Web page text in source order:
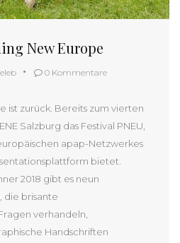
New Europe
0 Kommentare
ist zurück. Bereits zum vierten
Salzburg das Festival PNEU,
apap-Netzwerkes
bietet.
2018 gibt es neun
die brisante
verhandeln,
Handschriften